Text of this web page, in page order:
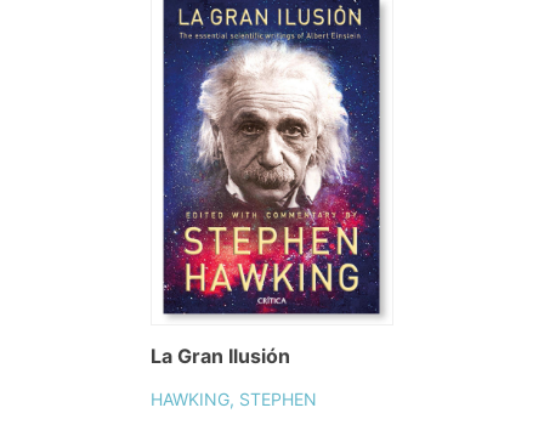
La Gran Ilusión
HAWKING, STEPHEN